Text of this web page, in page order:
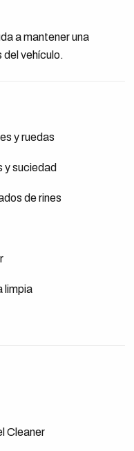
a mantener una
del vehículo.
y ruedas
y suciedad
de rines
limpia
Cleaner